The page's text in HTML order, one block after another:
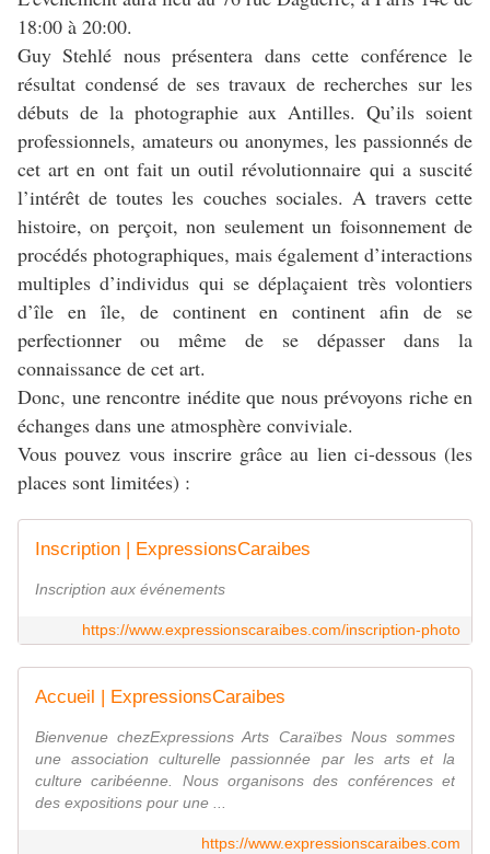
18:00 à 20:00.
Guy Stehlé nous présentera dans cette conférence le
résultat condensé de ses travaux de recherches sur les
débuts de la photographie aux Antilles. Qu’ils soient
professionnels, amateurs ou anonymes, les passionnés de
cet art en ont fait un outil révolutionnaire qui a suscité
l’intérêt de toutes les couches sociales. A travers cette
histoire, on perçoit, non seulement un foisonnement de
procédés photographiques, mais également d’interactions
multiples d’individus qui se déplaçaient très volontiers
d’île en île, de continent en continent afin de se
perfectionner ou même de se dépasser dans la
connaissance de cet art.
Donc, une rencontre inédite que nous prévoyons riche en
échanges dans une atmosphère conviviale.
Vous pouvez vous inscrire grâce au lien ci-dessous (les
places sont limitées) :
Inscription | ExpressionsCaraibes
Inscription aux événements
https://www.expressionscaraibes.com/inscription-photo
Accueil | ExpressionsCaraibes
Bienvenue chezExpressions Arts Caraïbes Nous sommes
une association culturelle passionnée par les arts et la
culture caribéenne. Nous organisons des conférences et
des expositions pour une ...
https://www.expressionscaraibes.com